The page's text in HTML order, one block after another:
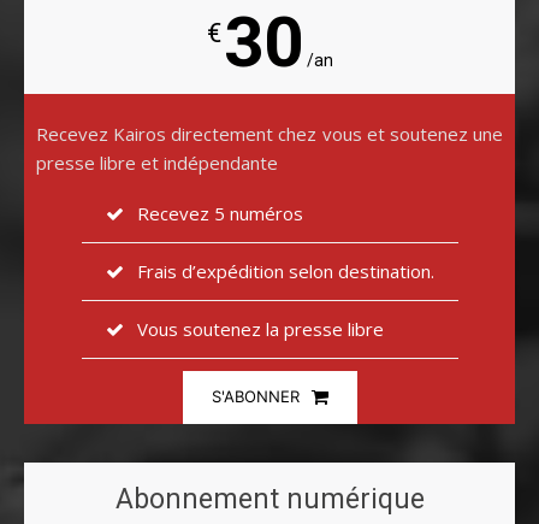
€30 /an
Recevez Kairos directement chez vous et soutenez une
presse libre et indépendante
Recevez 5 numéros
Frais d’expédition selon destination.
Vous soutenez la presse libre
S'ABONNER
Abonnement numérique